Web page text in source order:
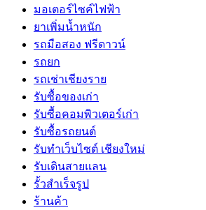
มอเตอร์ไซค์ไฟฟ้า
ยาเพิ่มน้ำหนัก
รถมือสอง ฟรีดาวน์
รถยก
รถเช่าเชียงราย
รับซื้อของเก่า
รับซื้อคอมพิวเตอร์เก่า
รับซื้อรถยนต์
รับทำเว็บไซต์ เชียงใหม่
รับเดินสายแลน
รั้วสำเร็จรูป
ร้านค้า